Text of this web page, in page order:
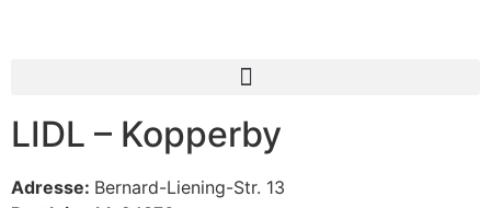
LIDL – Kopperby
Adresse: Bernard-Liening-Str. 13